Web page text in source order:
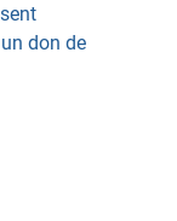
don de